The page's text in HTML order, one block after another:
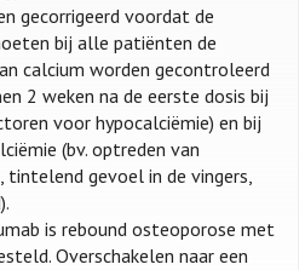
gecorrigeerd voordat de
bij alle patiënten de
calcium worden gecontroleerd
2 weken na de eerste dosis bij
voor hypocalciëmie) en bij
(bv. optreden van
tintelend gevoel in de vingers,
is rebound osteoporose met
Overschakelen naar een